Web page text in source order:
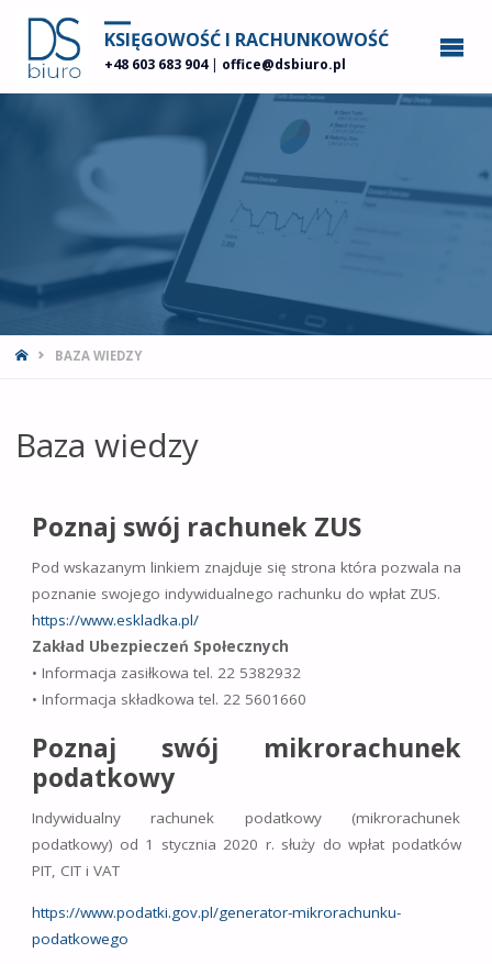
KSIĘGOWOŚĆ I RACHUNKOWOŚĆ
+48 603 683 904| office@dsbiuro.pl
STRONA
BAZA WIEDZY
Baza wiedzy
Poznaj swój rachunek ZUS
Pod wskazanym linkiem znajduje się strona która pozwala na
poznanie swojego indywidualnego rachunku do wpłat ZUS.
https://www.eskladka.pl/
Zakład Ubezpieczeń Społecznych
• Informacja zasiłkowa tel. 22 5382932
• Informacja składkowa tel. 22 5601660
Poznaj swój mikrorachunek
podatkowy
Indywidualny rachunek podatkowy (mikrorachunek
podatkowy) od 1 stycznia 2020 r. służy do wpłat podatków
PIT, CIT i VAT
https://www.podatki.gov.pl/generator-mikrorachunku-
podatkowego